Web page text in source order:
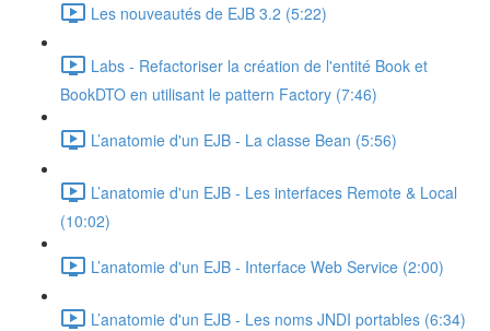
Les nouveautés de EJB 3.2 (5:22)
Labs - Refactoriser la création de l'entité Book et
BookDTO en utilisant le pattern Factory (7:46)
L’anatomie d'un EJB - La classe Bean (5:56)
L’anatomie d'un EJB - Les interfaces Remote & Local
(10:02)
L’anatomie d'un EJB - Interface Web Service (2:00)
L’anatomie d'un EJB - Les noms JNDI portables (6:34)